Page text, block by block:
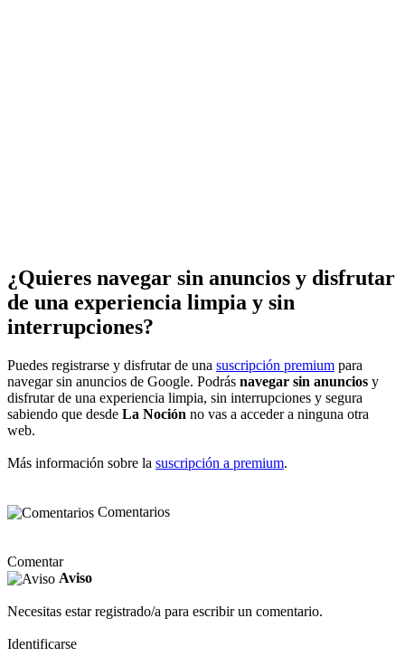
¿Quieres navegar sin anuncios y disfrutar
de una experiencia limpia y sin
interrupciones?
Puedes registrarse y disfrutar de una suscripción premium para
navegar sin anuncios de Google. Podrás navegar sin anuncios y
disfrutar de una experiencia limpia, sin interrupciones y segura
sabiendo que desde La Noción no vas a acceder a ninguna otra
web.
Más información sobre la suscripción a premium.
Comentarios
Comentar
Aviso
Necesitas estar registrado/a para escribir un comentario.
Identificarse